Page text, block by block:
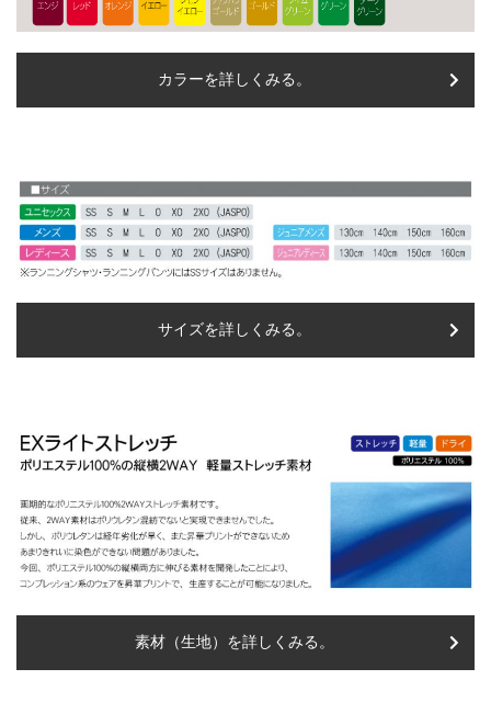
カラーを詳しくみる。
サイズを詳しくみる。
素材（生地）を詳しくみる。